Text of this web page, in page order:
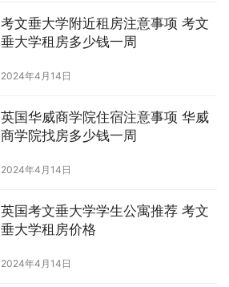
考文垂大学附近租房注意事项 考文
垂大学租房多少钱一周
2024年4月14日
英国华威商学院住宿注意事项 华威
商学院找房多少钱一周
2024年4月14日
英国考文垂大学学生公寓推荐 考文
垂大学租房价格
2024年4月14日